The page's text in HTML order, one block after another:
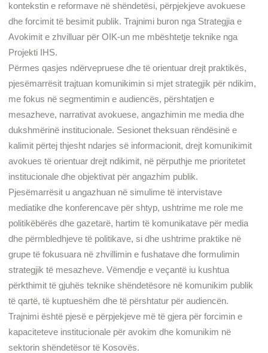
kontekstin e reformave në shëndetësi, përpjekjeve avokuese
dhe forcimit të besimit publik. Trajnimi buron nga Strategjia e
Avokimit e zhvilluar për OIK-un me mbështetje teknike nga
Projekti IHS.
Përmes qasjes ndërvepruese dhe të orientuar drejt praktikës,
pjesëmarrësit trajtuan komunikimin si mjet strategjik për ndikim,
me fokus në segmentimin e audiencës, përshtatjen e
mesazheve, narrativat avokuese, angazhimin me media dhe
dukshmërinë institucionale. Sesionet theksuan rëndësinë e
kalimit përtej thjesht ndarjes së informacionit, drejt komunikimit
avokues të orientuar drejt ndikimit, në përputhje me prioritetet
institucionale dhe objektivat për angazhim publik.
Pjesëmarrësit u angazhuan në simulime të intervistave
mediatike dhe konferencave për shtyp, ushtrime me role me
politikëbërës dhe gazetarë, hartim të komunikatave për media
dhe përmbledhjeve të politikave, si dhe ushtrime praktike në
grupe të fokusuara në zhvillimin e fushatave dhe formulimin
strategjik të mesazheve. Vëmendje e veçantë iu kushtua
përkthimit të gjuhës teknike shëndetësore në komunikim publik
të qartë, të kuptueshëm dhe të përshtatur për audiencën.
Trajnimi është pjesë e përpjekjeve më të gjera për forcimin e
kapaciteteve institucionale për avokim dhe komunikim në
sektorin shëndetësor të Kosovës.